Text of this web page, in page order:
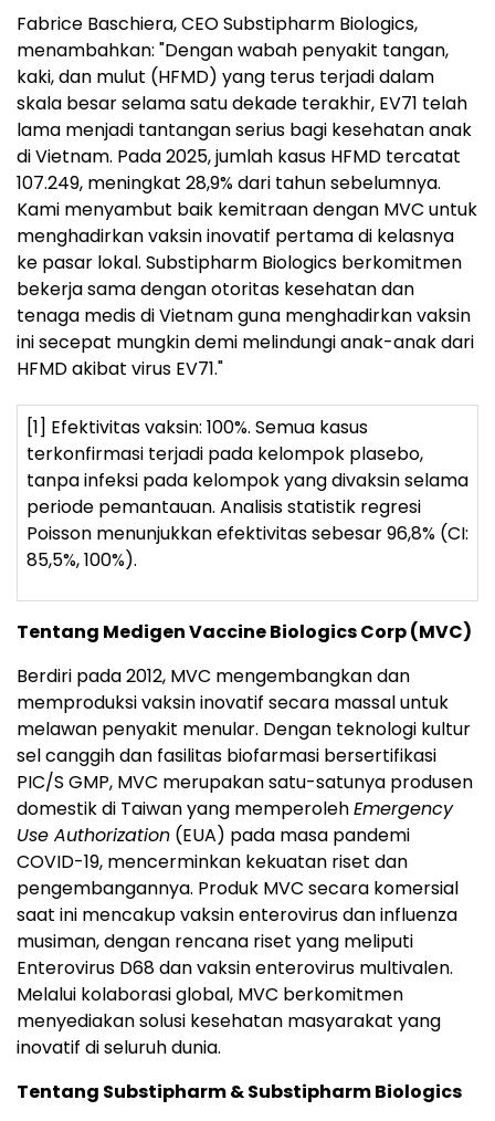
Fabrice Baschiera, CEO Substipharm Biologics,
menambahkan: "Dengan wabah penyakit tangan,
kaki, dan mulut (HFMD) yang terus terjadi dalam
skala besar selama satu dekade terakhir, EV71 telah
lama menjadi tantangan serius bagi kesehatan anak
di Vietnam. Pada 2025, jumlah kasus HFMD tercatat
107.249, meningkat 28,9% dari tahun sebelumnya.
Kami menyambut baik kemitraan dengan MVC untuk
menghadirkan vaksin inovatif pertama di kelasnya
ke pasar lokal. Substipharm Biologics berkomitmen
bekerja sama dengan otoritas kesehatan dan
tenaga medis di Vietnam guna menghadirkan vaksin
ini secepat mungkin demi melindungi anak-anak dari
HFMD akibat virus EV71."
[1] Efektivitas vaksin: 100%. Semua kasus
terkonfirmasi terjadi pada kelompok plasebo,
tanpa infeksi pada kelompok yang divaksin selama
periode pemantauan. Analisis statistik regresi
Poisson menunjukkan efektivitas sebesar 96,8% (CI:
85,5%, 100%).
Tentang Medigen Vaccine Biologics Corp (MVC)
Berdiri pada 2012, MVC mengembangkan dan
memproduksi vaksin inovatif secara massal untuk
melawan penyakit menular. Dengan teknologi kultur
sel canggih dan fasilitas biofarmasi bersertifikasi
PIC/S GMP, MVC merupakan satu-satunya produsen
domestik di Taiwan yang memperolehEmergency
Use Authorization (EUA) pada masa pandemi
COVID-19, mencerminkan kekuatan riset dan
pengembangannya. Produk MVC secara komersial
saat ini mencakup vaksin enterovirus dan influenza
musiman, dengan rencana riset yang meliputi
Enterovirus D68 dan vaksin enterovirus multivalen.
Melalui kolaborasi global, MVC berkomitmen
menyediakan solusi kesehatan masyarakat yang
inovatif di seluruh dunia.
Tentang Substipharm & Substipharm Biologics